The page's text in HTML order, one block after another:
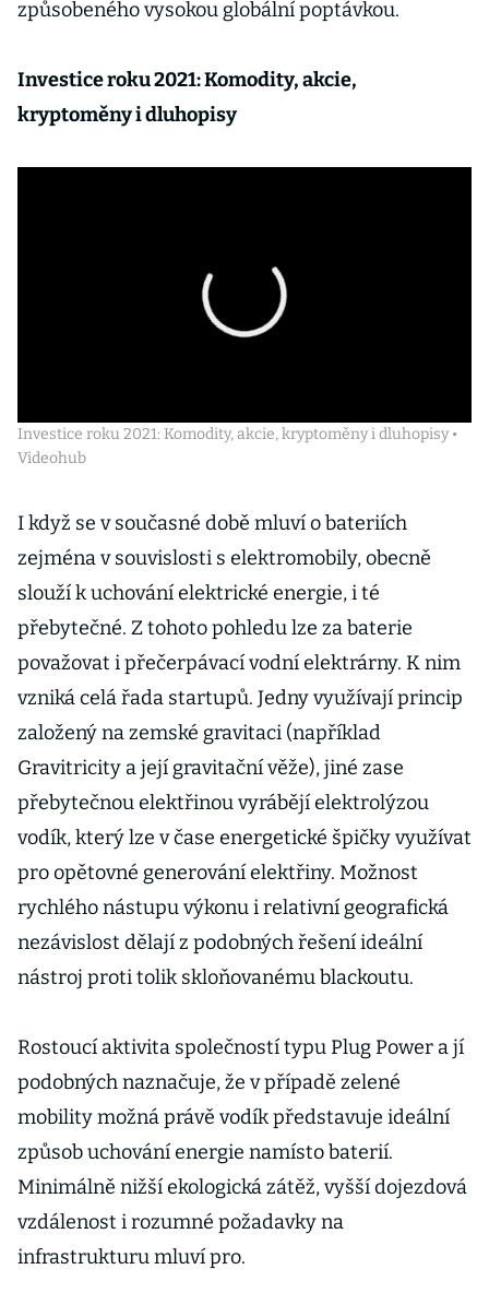
způsobeného vysokou globální poptávkou.
Investice roku 2021: Komodity, akcie,
kryptoměny i dluhopisy
Investice roku 2021: Komodity, akcie, kryptoměny i dluhopisy •
Videohub
I když se v současné době mluví o bateriích
zejména v souvislosti s elektromobily, obecně
slouží k uchování elektrické energie, i té
přebytečné. Z tohoto pohledu lze za baterie
považovat i přečerpávací vodní elektrárny. K nim
vzniká celá řada startupů. Jedny využívají princip
založený na zemské gravitaci (například
Gravitricity a její gravitační věže), jiné zase
přebytečnou elektřinou vyrábějí elektrolýzou
vodík, který lze v čase energetické špičky využívat
pro opětovné generování elektřiny. Možnost
rychlého nástupu výkonu i relativní geografická
nezávislost dělají z podobných řešení ideální
nástroj proti tolik skloňovanému blackoutu.
Rostoucí aktivita společností typu Plug Power a jí
podobných naznačuje, že v případě zelené
mobility možná právě vodík představuje ideální
způsob uchování energie namísto baterií.
Minimálně nižší ekologická zátěž, vyšší dojezdová
vzdálenost i rozumné požadavky na
infrastrukturu mluví pro.